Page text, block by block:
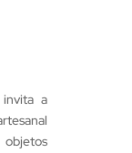
a
objetos